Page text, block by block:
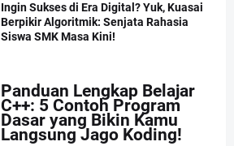
Ingin Sukses di Era Digital? Yuk, Kuasai
Berpikir Algoritmik: Senjata Rahasia
Siswa SMK Masa Kini!
Panduan Lengkap Belajar
C++: 5 Contoh Program
Dasar yang Bikin Kamu
Langsung Jago Koding!